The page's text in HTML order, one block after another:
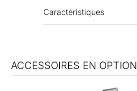
Caractéristiques
ACCESSOIRES EN OPTION